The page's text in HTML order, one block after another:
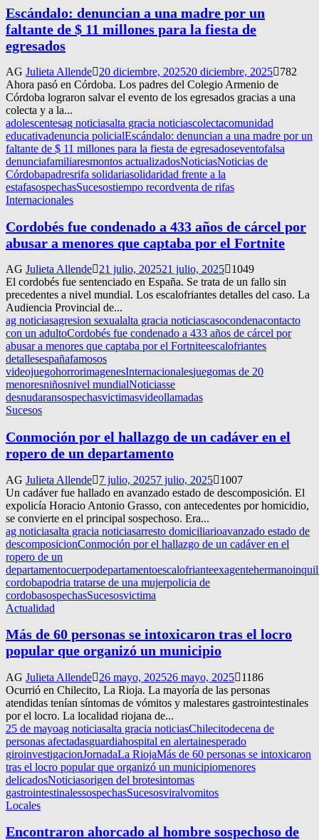
Escándalo: denuncian a una madre por un
faltante de $ 11 millones para la fiesta de
egresados
AG Julieta Allende 20 diciembre, 202520 diciembre, 2025
782
Ahora pasó en Córdoba. Los padres del Colegio Armenio de
Córdoba lograron salvar el evento de los egresados gracias a una
colecta y a la...
adolescentesag noticiasalta gracia noticiascolectacomunidad
educativadenuncia policialEscándalo: denuncian a una madre por un
faltante de $ 11 millones para la fiesta de egresadoseventofalsa
denunciafamiliaresmontos actualizadosNoticiasNoticias de
Córdobapadresrifa solidariasolidaridad frente a la
estafasospechasSucesostiempo recordventa de rifas
Internacionales
Cordobés fue condenado a 433 años de cárcel por
abusar a menores que captaba por el Fortnite
AG Julieta Allende 21 julio, 202521 julio, 2025
1049
El cordobés fue sentenciado en España. Se trata de un fallo sin
precedentes a nivel mundial. Los escalofriantes detalles del caso. La
Audiencia Provincial de...
ag noticiasagresion sexualalta gracia noticiascasocondenacontacto
con un adultoCordobés fue condenado a 433 años de cárcel por
abusar a menores que captaba por el Fortniteescalofriantes
detallesespañafamosos
videojuegohorrorimagenesInternacionalesjuegomas de 20
menoresniñosnivel mundialNoticiasse
desnudaransospechasvictimasvideollamadas
Sucesos
Conmoción por el hallazgo de un cadáver en el
ropero de un departamento
AG Julieta Allende 7 julio, 20257 julio, 2025
1007
Un cadáver fue hallado en avanzado estado de descomposición. El
expolicía Horacio Antonio Grasso, con antecedentes por homicidio,
se convierte en el principal sospechoso. Era...
ag noticiasalta gracia noticiasarresto domiciliarioavanzado estado de
descomposicionConmoción por el hallazgo de un cadáver en el
ropero de un
departamentocuerpodepartamentoescalofrianteexagentehermano
cordobapodria tratarse de una mujerpolicia de
cordobasospechasSucesosvictima
Actualidad
Más de 60 personas se intoxicaron tras el locro
popular que organizó un municipio
AG Julieta Allende 26 mayo, 202526 mayo, 2025
1186
Ocurrió en Chilecito, La Rioja. La mayoría de las personas
atendidas tenían síntomas de vómitos y malestares gastrointestinales
por el locro. La localidad riojana de...
25 de mayoag noticiasalta gracia noticiasChilecitodecena de
personas afectadasguardiahospital en alertainesperado
giroinvestigacionJornadaLa RiojaMás de 60 personas se intoxicaron
tras el locro popular que organizó un municipiomenores
delicadosNoticiasorigen del brotesintomas
gastrointestinalessospechasSucesosviralvomitos
Locales
Encontraron ahorcado al hombre sospechoso de